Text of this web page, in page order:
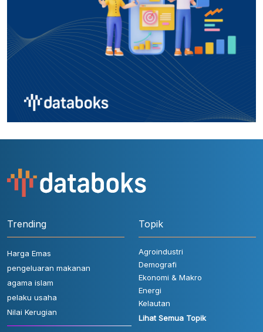
Trending
Harga Emas
pengeluaran makanan
agama islam
pelaku usaha
Nilai Kerugian
Topik
Agroindustri
Demografi
Ekonomi & Makro
Energi
Kelautan
Lihat Semua Topik